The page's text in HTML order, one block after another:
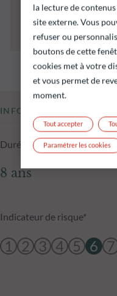
sont pas
L’atteinte des
peut être garantie.
INFORMATIONS CLÉS
Durée d'investissement
8 ans
Indicateur de risque*
1 2 3 4 5 6 7
la lecture de
site externe. Vous
refuser ou
boutons de cette
cookies met à votre
et vous permet de
moment.
Tout accepter
Paramétrer les cookies